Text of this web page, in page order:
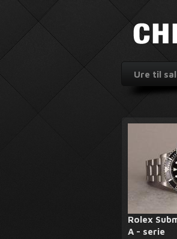
Ure til
Rolex
A - serie